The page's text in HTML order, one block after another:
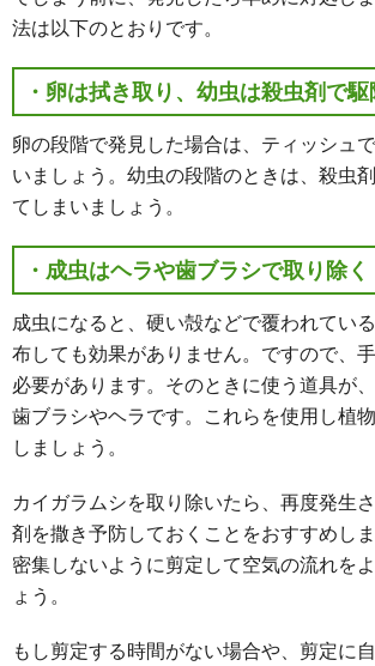
法は以下のとおりです。
・卵は拭き取り、幼虫は殺虫剤で
卵の段階で発見した場合は、ティッシュ
いましょう。幼虫の段階のときは、殺虫
てしまいましょう。
・成虫はヘラや歯ブラシで取り除く
成虫になると、硬い殻などで覆われてい
布しても効果がありません。ですので、
必要があります。そのときに使う道具が
歯ブラシやヘラです。これらを使用し植
しましょう。
カイガラムシを取り除いたら、再度発生
剤を撒き予防しておくことをおすすめし
密集しないように剪定して空気の流れを
ょう。
もし剪定する時間がない場合や、剪定に